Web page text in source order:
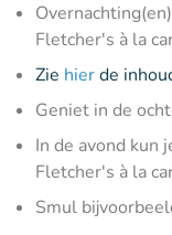
Fletcher's à la
Zie hierde
Geniet in de
In de avond kun
Fletcher's à la
Smul